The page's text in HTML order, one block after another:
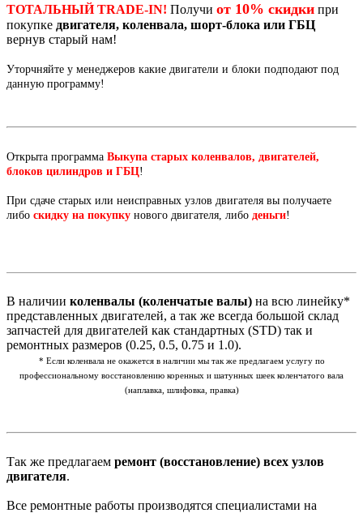
ТОТАЛЬНЫЙ TRADE-IN! Получи от 10% скидки при
покупке двигателя, коленвала, шорт-блока или ГБЦ
вернув старый нам!
Уторчняйте у менеджеров какие двигатели и блоки подподают под
данную программу!
Открыта программа Выкупа старых коленвалов, двигателей,
блоков цилиндров и ГБЦ!
При сдаче старых или неисправных узлов двигателя вы получаете
либо скидку на покупку нового двигателя, либо деньги!
В наличии коленвалы (коленчатые валы) на всю линейку*
представленных двигателей, а так же всегда большой склад
запчастей для двигателей как стандартных (STD) так и
ремонтных размеров (0.25, 0.5, 0.75 и 1.0).
* Если коленвала не окажется в наличии мы так же предлагаем услугу по
профессиональному восстановлению коренных и шатунных шеек коленчатого вала
(наплавка, шлифовка, правка)
Так же предлагаем ремонт (восстановление) всех узлов
двигателя.
Все ремонтные работы производятся специалистами на